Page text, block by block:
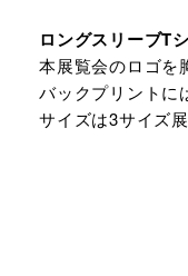
ロングスリーブT
本展覧会のロゴを
バックプリントに
サイズは3サイズ